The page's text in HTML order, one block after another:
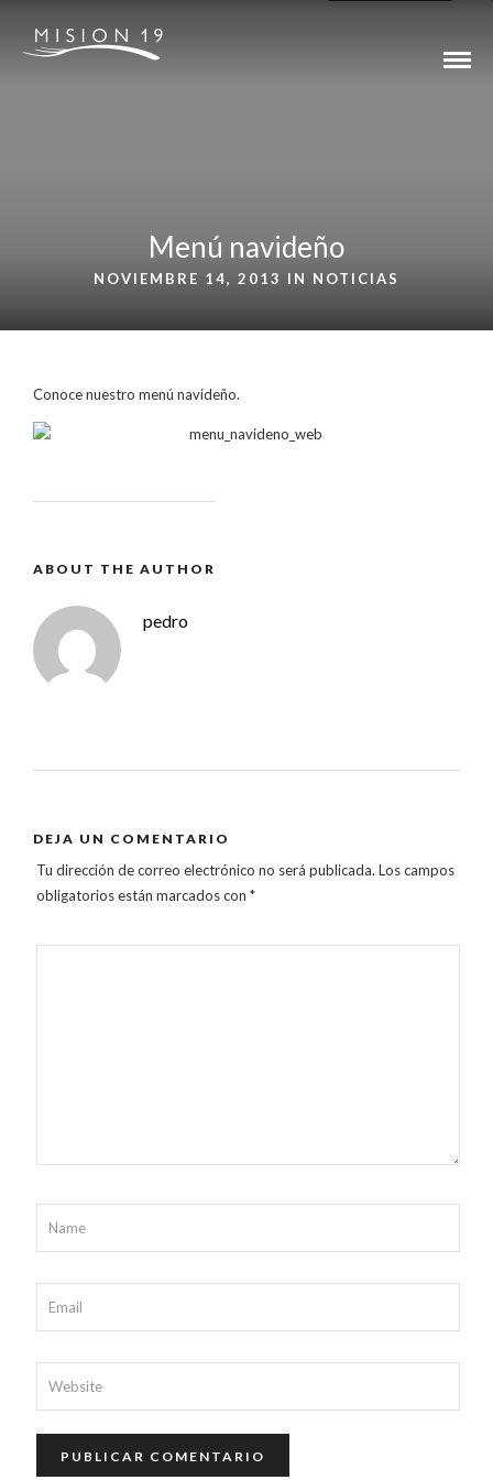
Menú navideño
NOVIEMBRE 14, 2013 IN NOTICIAS
Conoce nuestro menú navideño.
ABOUT THE AUTHOR
pedro
DEJA UN COMENTARIO
Tu dirección de correo electrónico no será publicada. Los campos
obligatorios están marcados con *